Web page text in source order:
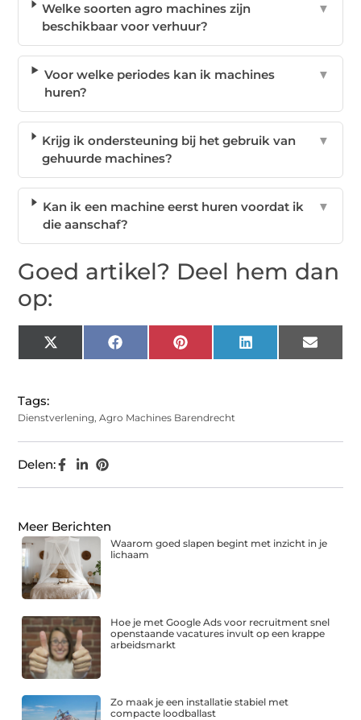
Welke soorten agro machines zijn
beschikbaar voor verhuur?
▼
Voor welke periodes kan ik machines
huren?
▼
Krijg ik ondersteuning bij het gebruik van
gehuurde machines?
▼
Kan ik een machine eerst huren voordat ik
die aanschaf?
▼
Goed artikel? Deel hem dan
op:
X
(Twitter)
Facebook Pinterest LinkedIn Email
Tags:
Dienstverlening,Agro Machines Barendrecht
Delen:
Meer Berichten
Waarom goed slapen begint met inzicht in je
lichaam
Hoe je met Google Ads voor recruitment snel
openstaande vacatures invult op een krappe
arbeidsmarkt
Zo maak je een installatie stabiel met
compacte loodballast